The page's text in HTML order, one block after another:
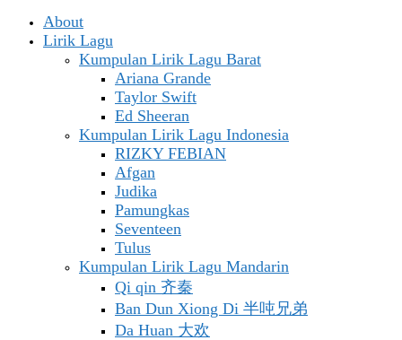
About
Lirik Lagu
Kumpulan Lirik Lagu Barat
Ariana Grande
Taylor Swift
Ed Sheeran
Kumpulan Lirik Lagu Indonesia
RIZKY FEBIAN
Afgan
Judika
Pamungkas
Seventeen
Tulus
Kumpulan Lirik Lagu Mandarin
Qi qin 齐秦
Ban Dun Xiong Di 半吨兄弟
Da Huan 大欢